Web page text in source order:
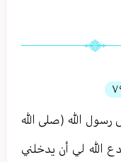
رسول الله (صلى الله
الله لي أن يدخلني